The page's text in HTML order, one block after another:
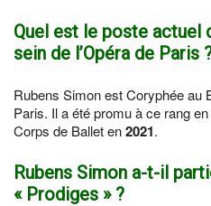
Quel est le poste actuel
sein de l’Opéra de Paris
Rubens Simon est Coryphée au
Paris. Il a été promu à ce rang en
Corps de Ballet en2021.
Rubens Simon a-t-il
« Prodiges » ?